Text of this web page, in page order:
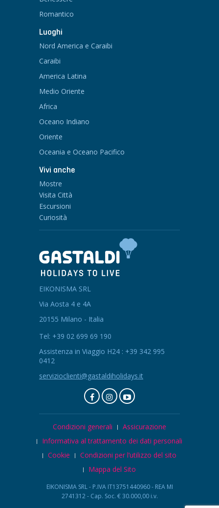
Romantico
Luoghi
Nord America e Caraibi
Caraibi
America Latina
Medio Oriente
Africa
Oceano Indiano
Oriente
Oceania e Oceano Pacifico
Vivi anche
Mostre
Visita Città
Escursioni
Curiosità
EIKONISMA SRL
Via Aosta 4 e 4A
20155 Milano - Italia
Tel: +39 02 699 69 190
Assistenza in Viaggio H24 : +39 342 995
0412
servizioclienti@gastaldiholidays.it
Condizioni generali
Assicurazione
Informativa al trattamento dei dati personali
Cookie
Condizioni per l’utilizzo del sito
Mappa del Sito
EIKONISMA SRL - P.IVA IT13751440960 - REA MI
2741312 - Cap. Soc. € 30.000,00 i.v.